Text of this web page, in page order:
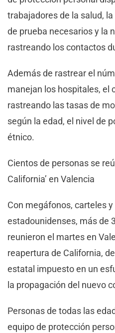
trabajadores de la salud,
de prueba necesarios y la
rastreando los contactos
Además de rastrear el
manejan los hospitales, el
rastreando las tasas de
según la edad, el nivel de
étnico.
Cientos de personas se
California’ en Valencia
Con megáfonos, carteles
estadounidenses, más de
reunieron el martes en
reapertura de California,
estatal impuesto en un
la propagación del nuevo
Personas de todas las
equipo de protección